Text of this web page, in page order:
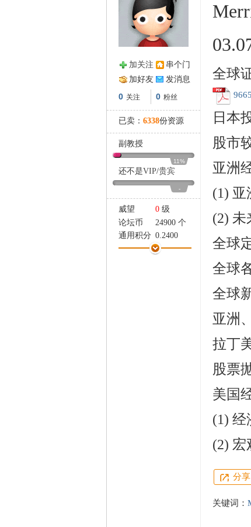
加关注
串个门
加好友
发消息
0 关注 0 粉丝
已卖： 6338份资源
副教授
11%
还不是VIP/贵宾
-
威望 0 级
论坛币
24900 个
通用积分 0.2400
学术水平
1 点
全球
日本
股市
亚洲
(1) 亚
(2) 未
全球
全球
全球
亚洲
拉丁
股票
美国
(1) 经
(2) 宏
分享
关键词：